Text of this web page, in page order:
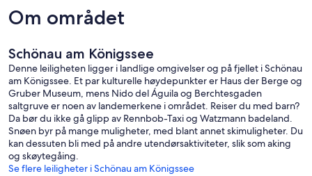
Om området
Schönau am Königssee
Denne leiligheten ligger i landlige omgivelser og på fjellet i Schönau
am Königssee. Et par kulturelle høydepunkter er Haus der Berge og
Gruber Museum, mens Nido del Águila og Berchtesgaden
saltgruve er noen av landemerkene i området. Reiser du med barn?
Da bør du ikke gå glipp av Rennbob-Taxi og Watzmann badeland.
Snøen byr på mange muligheter, med blant annet skimuligheter. Du
kan dessuten bli med på andre utendørsaktiviteter, slik som aking
og skøytegåing.
Se flere leiligheter i Schönau am Königssee